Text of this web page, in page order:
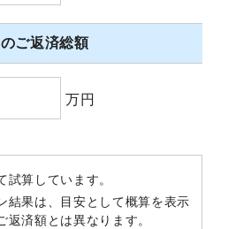
ご返済総額
万円
試算しています。
結果は、目安として概算を表示
返済額とは異なります。